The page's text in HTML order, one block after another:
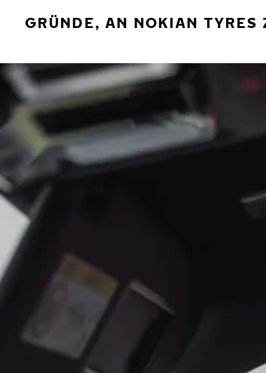
GRÜNDE, AN NOKIAN TYRES